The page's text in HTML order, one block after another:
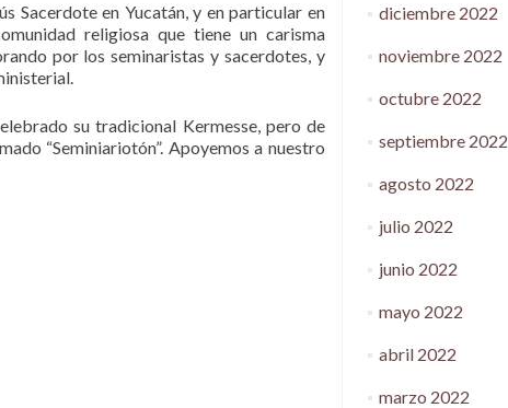
Sacerdote en Yucatán, y en particular en
religiosa que tiene un carisma
por los seminaristas y sacerdotes, y
su tradicional Kermesse, pero de
“Seminiariotón”. Apoyemos a nuestro
diciembre 2022
noviembre 2022
octubre 2022
septiembre 2022
agosto 2022
julio 2022
junio 2022
mayo 2022
abril 2022
marzo 2022